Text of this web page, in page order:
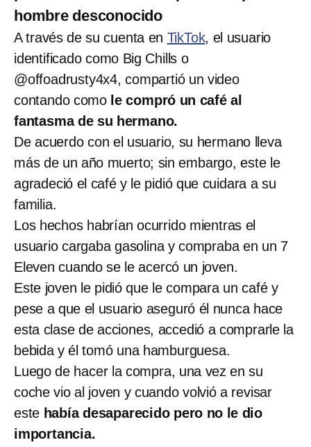
hombre desconocido
A través de su cuenta en TikTok, el usuario
identificado como Big Chills o
@offoadrusty4x4, compartió un video
contando como le compró un café al
fantasma de su hermano.
De acuerdo con el usuario, su hermano lleva
más de un año muerto; sin embargo, este le
agradeció el café y le pidió que cuidara a su
familia.
Los hechos habrían ocurrido mientras el
usuario cargaba gasolina y compraba en un 7
Eleven cuando se le acercó un joven.
Este joven le pidió que le compara un café y
pese a que el usuario aseguró él nunca hace
esta clase de acciones, accedió a comprarle la
bebida y él tomó una hamburguesa.
Luego de hacer la compra, una vez en su
coche vio al joven y cuando volvió a revisar
este había desaparecido pero no le dio
importancia.